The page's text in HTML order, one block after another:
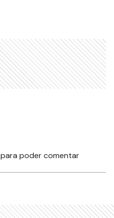
para poder comentar